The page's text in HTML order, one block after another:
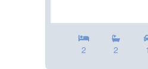
2 2 1